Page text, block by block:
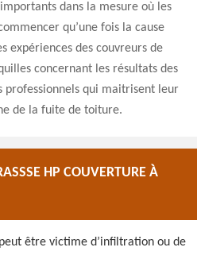
dans la mesure où les
qu’une fois la cause
expériences des couvreurs de
concernant les résultats des
professionnels qui maitrisent leur
de la fuite de toiture.
HP COUVERTURE À
être victime d’infiltration ou de